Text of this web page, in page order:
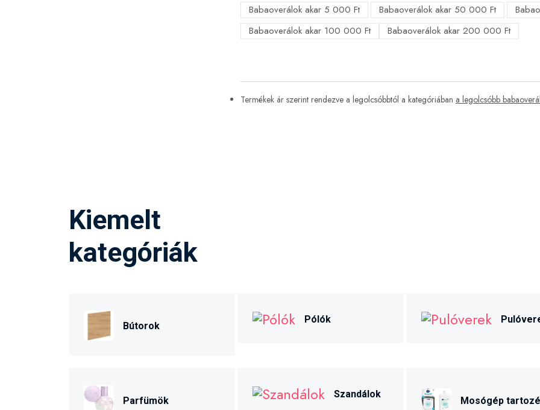
Babaoverálok akar 5 000 Ft Babaoverálok akar 50 000 Ft
Babaoverálok akar 100 000 Ft
Babaoverálok akar 200 000 Ft
Termékek ár szerint rendezve a legolcsóbbtól a kategóriában a legolcsóbb
Kiemelt
kategóriák
Bútorok
Pólók
Parfümök
Szandálok
Mosógép